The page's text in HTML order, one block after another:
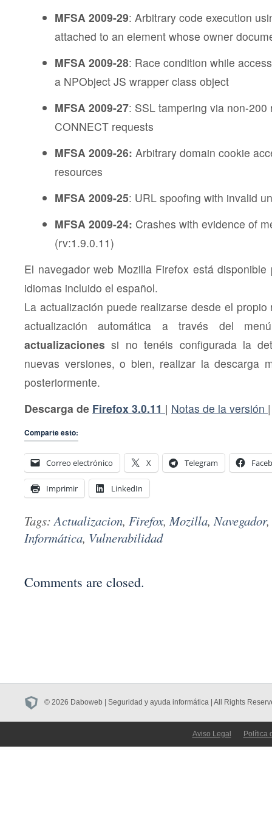
MFSA 2009-29: Arbitrary code execution
attached to an element whose owner
MFSA 2009-28: Race condition while
a NPObject JS wrapper class object
MFSA 2009-27: SSL tampering via non-200
CONNECT requests
MFSA 2009-26: Arbitrary domain cookie
resources
MFSA 2009-25: URL spoofing with invalid
MFSA 2009-24: Crashes with evidence of
(rv:1.9.0.11)
El navegador web Mozilla Firefox está
idiomas incluido el español.
La actualización puede realizarse desde el
actualización automática a través del
actualizaciones si no tenéis configurada la
nuevas versiones, o bien, realizar la descarga
posteriormente.
Descarga de Firefox 3.0.11 | Notas de la versión
Comparte esto:
Correo electrónico X Telegram
Imprimir LinkedIn
Tags:Actualizacion, Firefox,Mozilla,Navegador,
Informática, Vulnerabilidad
Comments are closed.
© 2026 Daboweb | Seguridad y ayuda informática | All Rights
Aviso Legal Política